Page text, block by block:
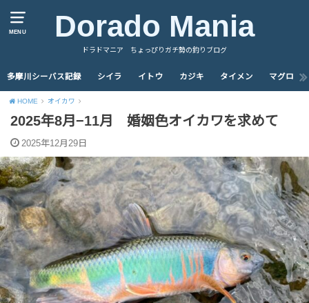
MENU Dorado Mania
ドラドマニア ちょっぴりガチ勢の釣りブログ
多摩川シーバス記録 シイラ イトウ カジキ タイメン マグロ
HOME オイカワ
2025年8月−11月 婚姻色オイカワを求めて
2025年12月29日